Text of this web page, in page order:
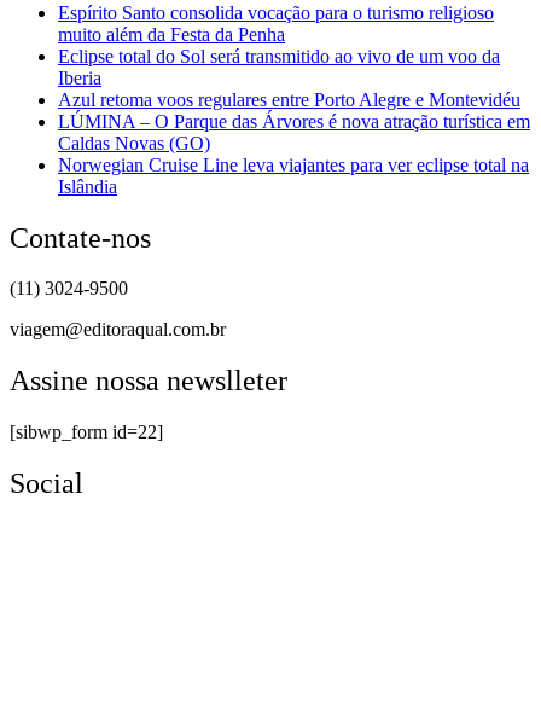
Espírito Santo consolida vocação para o turismo religioso
muito além da Festa da Penha
Eclipse total do Sol será transmitido ao vivo de um voo da
Iberia
Azul retoma voos regulares entre Porto Alegre e Montevidéu
LÚMINA – O Parque das Árvores é nova atração turística em
Caldas Novas (GO)
Norwegian Cruise Line leva viajantes para ver eclipse total na
Islândia
Contate-nos
(11) 3024-9500
viagem@editoraqual.com.br
Assine nossa newslleter
[sibwp_form id=22]
Social